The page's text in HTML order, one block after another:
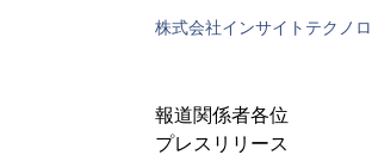
株式会社インサイトテクノ
報道関係
プレスリリー